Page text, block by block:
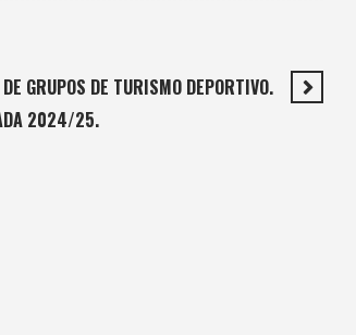
GRUPOS DE TURISMO DEPORTIVO.
2024/25.